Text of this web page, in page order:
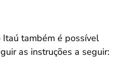
também é possível
as instruções a seguir: